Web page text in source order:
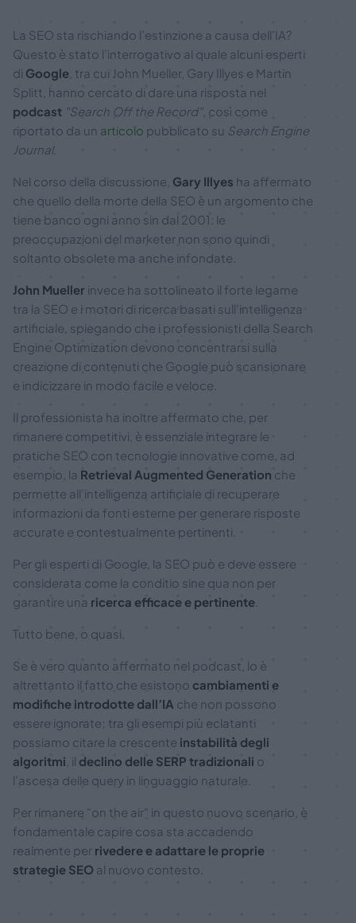
La SEO sta rischiando l’estinzione a causa dell’IA?
Questo è stato l’interrogativo al quale alcuni esperti
di Google , tra cui John Mueller, Gary Illyes e Martin
Splitt, hanno cercato di dare una risposta nel
podcast "Search Off the Record", così come
riportato da un articolo pubblicato su Search Engine
Journal.
Nel corso della discussione, Gary Illyes ha affermato
che quello della morte della SEO è un argomento che
tiene banco ogni anno sin dal 2001: le
preoccupazioni del marketer non sono quindi
soltanto obsolete ma anche infondate.
John Mueller invece ha sottolineato il forte legame
tra la SEO e i motori di ricerca basati sull'intelligenza
artificiale, spiegando che i professionisti della Search
Engine Optimization devono concentrarsi sulla
creazione di contenuti che Google può scansionare
e indicizzare in modo facile e veloce.
Il professionista ha inoltre affermato che, per
rimanere competitivi, è essenziale integrare le
pratiche SEO con tecnologie innovative come, ad
esempio, la Retrieval Augmented Generation che
permette all’intelligenza artificiale di recuperare
informazioni da fonti esterne per generare risposte
accurate e contestualmente pertinenti.
Per gli esperti di Google, la SEO può e deve essere
considerata come la conditio sine qua non per
garantire una ricerca efficace e pertinente
Tutto bene, o quasi.
Se è vero quanto affermato nel podcast, lo è
altrettanto il fatto che esistono cambiamenti e
modifiche introdotte dall’IA che non possono
essere ignorate; tra gli esempi più eclatanti
possiamo citare la crescente instabilità degli
algoritmi , il declino delle SERP tradizionali o
l'ascesa delle query in linguaggio naturale.
Per rimanere "on the air" in questo nuovo scenario, è
fondamentale capire cosa sta accadendo
realmente per rivedere e adattare le proprie
strategie SEO al nuovo contesto.